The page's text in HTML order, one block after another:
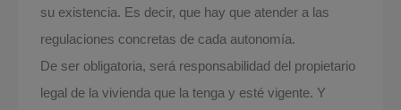
su existencia. Es decir, que hay que atender a las
regulaciones concretas de cada autonomía.
De ser obligatoria, será responsabilidad del propietario
legal de la vivienda que la tenga y esté vigente. Y